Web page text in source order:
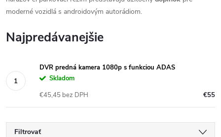
moderné vozidlá s androidovým autorádiom.
Najpredávanejšie
DVR predná kamera 1080p s funkciou ADAS
Skladom
€55
€45,45 bez DPH
Filtrovať